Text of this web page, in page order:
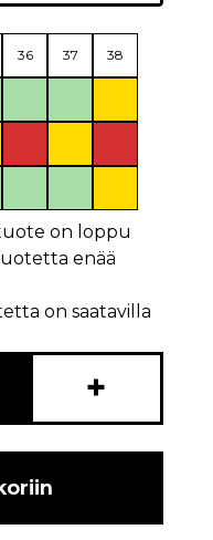
36 37 38
on loppu
enää
on saatavilla
+